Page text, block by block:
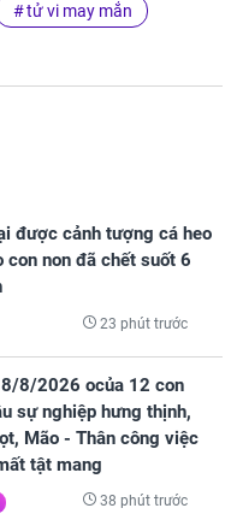
tử vi may mắn
được cảnh tượng cá heo
con non đã chết suốt 6
23 phút trước
8/2026 ocủa 12 con
sự nghiệp hưng thịnh,
Mão - Thân công việc
tật mang
38 phút trước